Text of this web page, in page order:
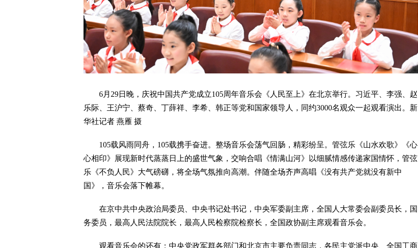
6月29日晚，庆祝中国共产党成立105周年音乐会《人民至上》在北京举行。习近平、李强、赵
乐际、王沪宁、蔡奇、丁薛祥、李希、韩正等党和国家领导人，同约3000名观众一起观看演出。新
华社记者 燕雁 摄
105载风雨同舟，105载携手奋进。整场音乐会荡气回肠，精彩纷呈。管弦乐《山水欢歌》《心
心相印》展现新时代蒸蒸日上的盛世气象，交响合唱《情满山河》以细腻情感传递家国情怀，管弦
乐《不负人民》大气磅礴，将全场气氛推向高潮。伴随全场齐声高唱《没有共产党就没有新中
国》，音乐会落下帷幕。
在京中共中央政治局委员、中央书记处书记，中央军委副主席，全国人大常委会副委员长，国
务委员，最高人民法院院长，最高人民检察院检察长，全国政协副主席观看音乐会。
观看音乐会的还有：中央党政军群各部门和北京市主要负责同志，各民主党派中央、全国工商